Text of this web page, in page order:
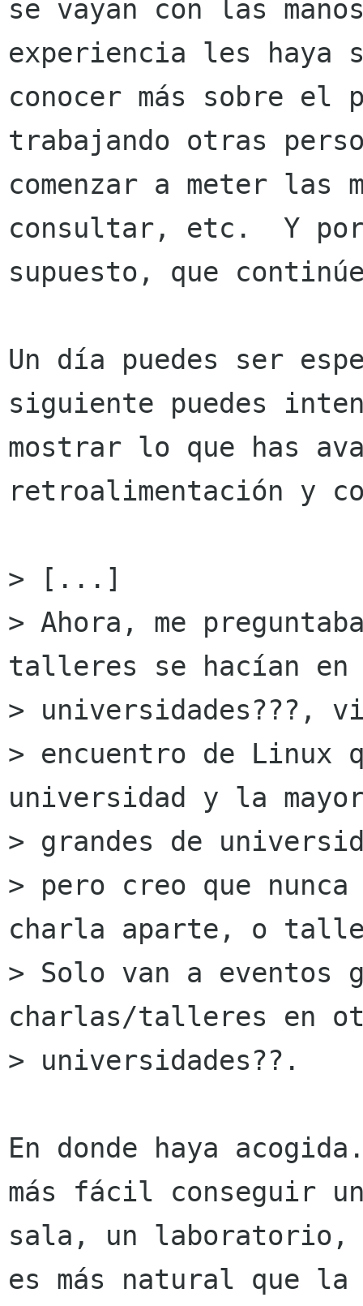
se vayan con las
experiencia les haya
conocer más sobre el
trabajando otras
comenzar a meter las
consultar, etc.  Y
supuesto, que
Un día puedes ser
siguiente puedes
mostrar lo que has
retroalimentación y
> [...]
> Ahora, me
talleres se hacían en
> universidades???,
> encuentro de Linux
universidad y la
> grandes de
> pero creo que
charla aparte, o
> Solo van a eventos
charlas/talleres en
> universidades??.
En donde haya
más fácil conseguir
sala, un laboratorio,
es más natural que la